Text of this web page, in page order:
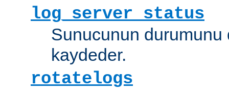
log_server_status
Sunucunun durumunu
kaydeder.
rotatelogs